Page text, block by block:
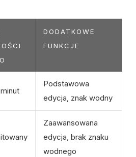
DODATKOWE
FUNKCJE
Podstawowa
edycja, znak wodny
Zaawansowana
edycja, brak znaku
wodnego